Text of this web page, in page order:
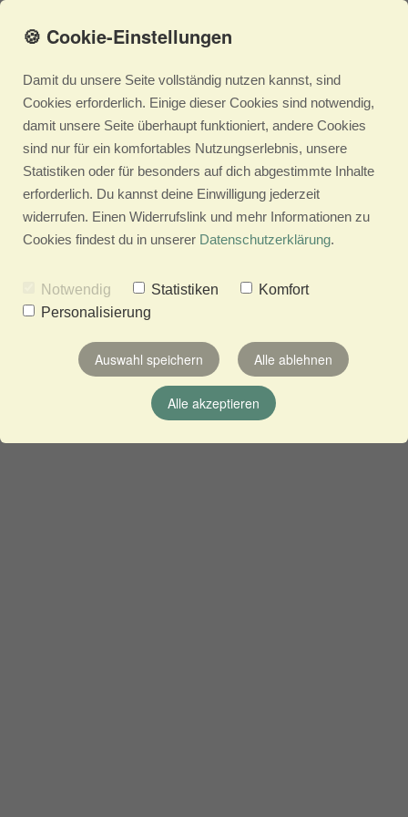
🍪 Cookie-Einstellungen
Damit du unsere Seite vollständig nutzen kannst, sind
Cookies erforderlich. Einige dieser Cookies sind notwendig,
damit unsere Seite überhaupt funktioniert, andere Cookies
sind nur für ein komfortables Nutzungserlebnis, unsere
Statistiken oder für besonders auf dich abgestimmte Inhalte
erforderlich. Du kannst deine Einwilligung jederzeit
widerrufen. Einen Widerrufslink und mehr Informationen zu
Cookies findest du in unserer Datenschutzerklärung.
Notwendig Statistiken
Komfort
Personalisierung
Auswahl speichern Alle ablehnen
Alle akzeptieren